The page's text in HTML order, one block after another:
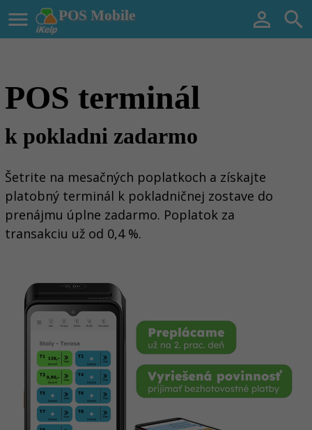
POS Mobile
  
POS terminál
k pokladni zadarmo
Šetrite na mesačných poplatkoch a získajte
platobný terminál k pokladničnej zostave do
prenájmu úplne zadarmo. Poplatok za
transakciu už od 0,4 %.